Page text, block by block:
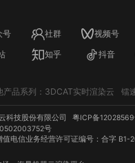
号 社群 视频号
知乎 抖音
品系列： 3DCAT实时渲染云 镭
科技股份有限公司
粤ICP备
号
值电信业务经营许可证编号：合字 B1-